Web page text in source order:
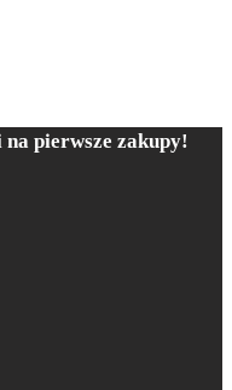
na pierwsze zakupy!